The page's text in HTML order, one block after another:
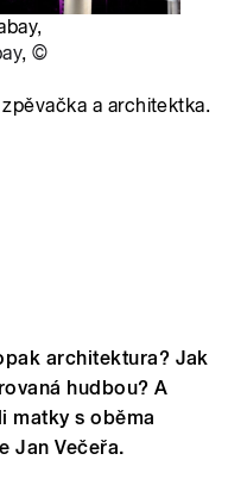
,©
a architektka.
architektura? Jak
hudbou? A
matky s oběma
Jan Večeřa.